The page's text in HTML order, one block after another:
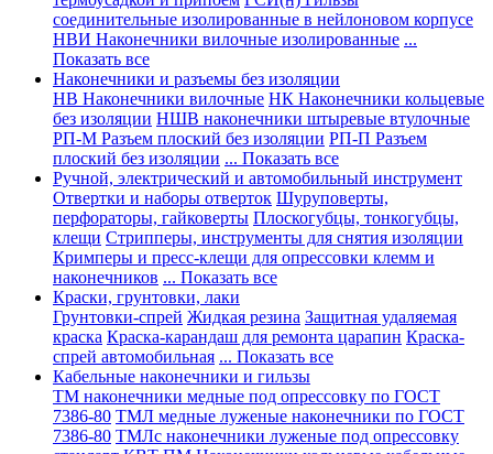
соединительные изолированные в нейлоновом корпусе
НВИ Наконечники вилочные изолированные ...
Показать все
Наконечники и разъемы без изоляции
НВ Наконечники вилочные НК Наконечники кольцевые
без изоляции НШВ наконечники штыревые втулочные
РП-М Разъем плоский без изоляции РП-П Разъем
плоский без изоляции ... Показать все
Ручной, электрический и автомобильный инструмент
Отвертки и наборы отверток Шуруповерты,
перфораторы, гайковерты Плоскогубцы, тонкогубцы,
клещи Стрипперы, инструменты для снятия изоляции
Кримперы и пресс-клещи для опрессовки клемм и
наконечников ... Показать все
Краски, грунтовки, лаки
Грунтовки-спрей Жидкая резина Защитная удаляемая
краска Краска-карандаш для ремонта царапин Краска-
спрей автомобильная ... Показать все
Кабельные наконечники и гильзы
ТМ наконечники медные под опрессовку по ГОСТ
7386-80 ТМЛ медные луженые наконечники по ГОСТ
7386-80 ТМЛс наконечники луженые под опрессовку